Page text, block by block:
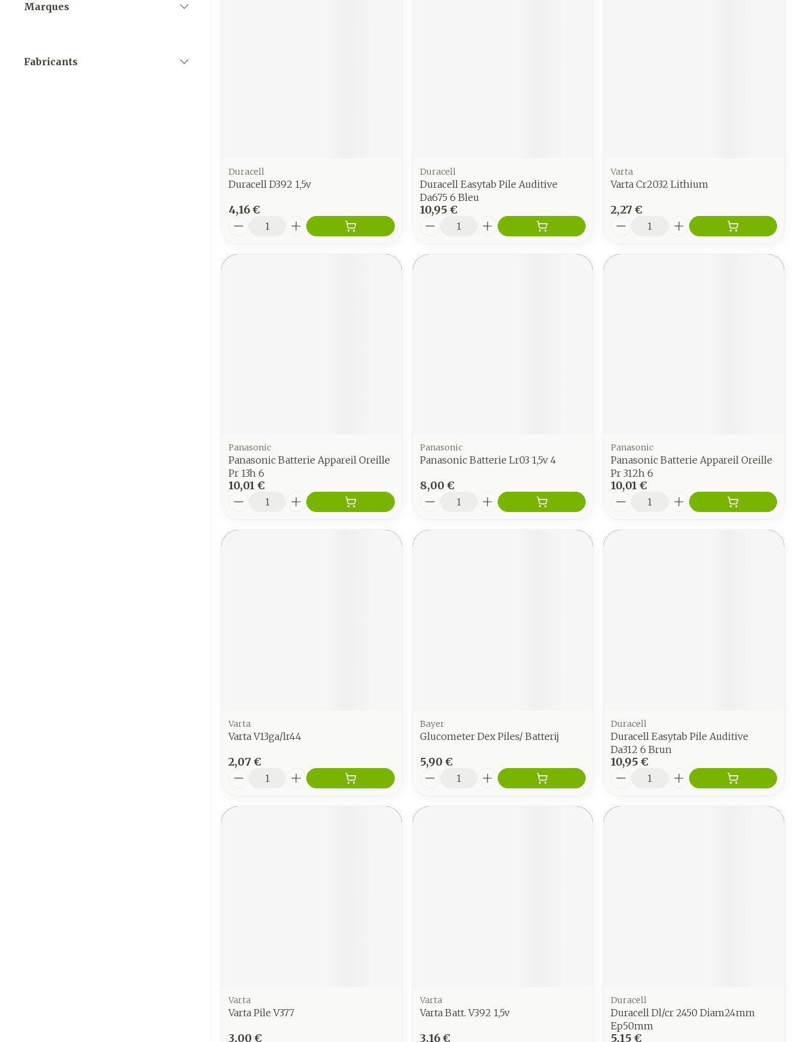
Marques
Fabricants
Duracell
Duracell D392 1,5v
4,16 €
Quantité
Duracell
Duracell Easytab Pile Auditive
Da675 6 Bleu
10,95 €
Quantité
Varta
Varta Cr2032 Lithium
2,27 €
Quantité
Panasonic
Panasonic Batterie Appareil Oreille
Pr 13h 6
10,01 €
Quantité
Panasonic
Panasonic Batterie Lr03 1,5v 4
8,00 €
Quantité
Panasonic
Panasonic Batterie Appareil Oreille
Pr 312h 6
10,01 €
Quantité
Varta
Varta V13ga/lr44
2,07 €
Quantité
Bayer
Glucometer Dex Piles/ Batterij
5,90 €
Quantité
Duracell
Duracell Easytab Pile Auditive
Da312 6 Brun
10,95 €
Quantité
Varta
Varta Pile V377
3,00 €
Varta
Varta Batt. V392 1,5v
3,16 €
Duracell
Duracell Dl/cr 2450 Diam24mm
Ep50mm
5,15 €